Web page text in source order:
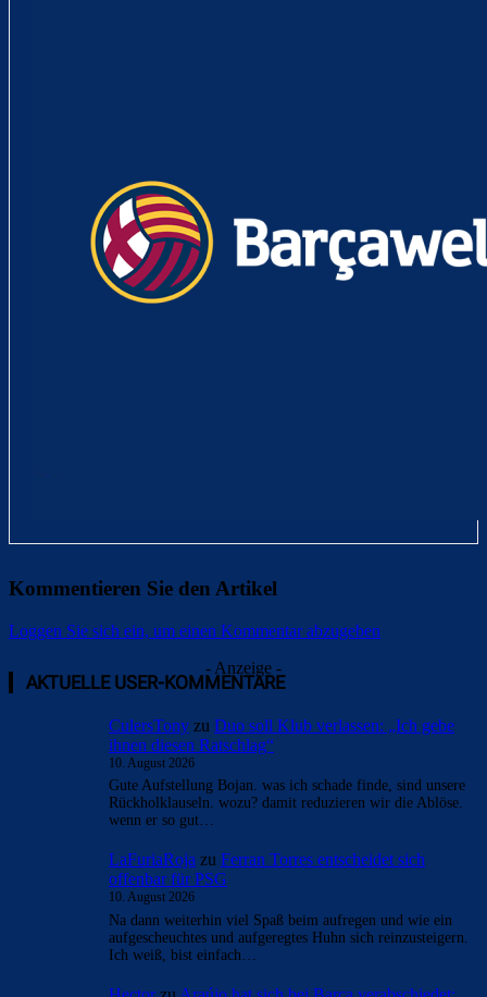
Kommentieren Sie den Artikel
Loggen Sie sich ein, um einen Kommentar abzugeben